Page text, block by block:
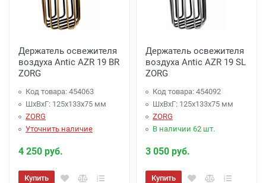
Держатель освежителя
воздуха Antic AZR 19 BR
ZORG
Код товара: 454063
ШхВхГ: 125х133х75 мм
ZORG
Уточнить наличие
4 250 руб.
Купить
Держатель освежителя
воздуха Antic AZR 19 SL
ZORG
Код товара: 454092
ШхВхГ: 125х133х75 мм
ZORG
В наличии 62 шт.
3 050 руб.
Купить